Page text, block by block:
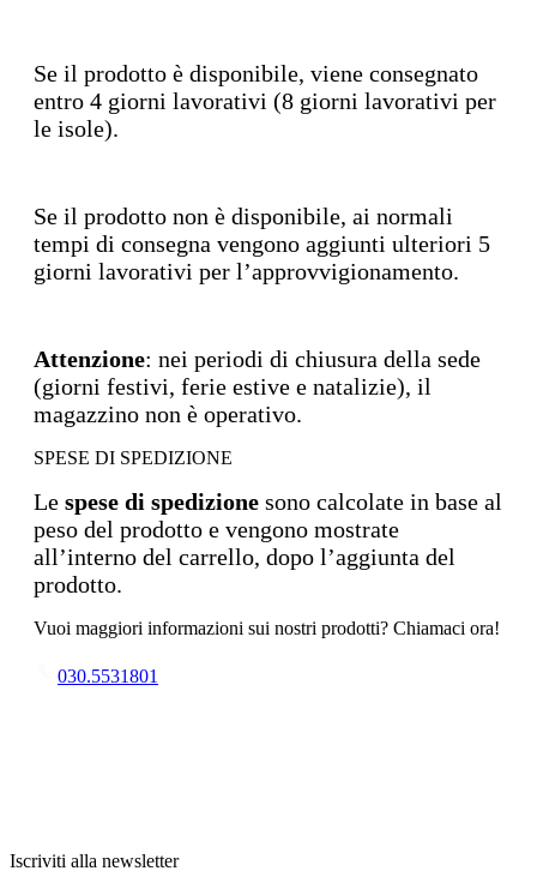
Se il prodotto è disponibile, viene consegnato
entro 4 giorni lavorativi (8 giorni lavorativi per
le isole).
Se il prodotto non è disponibile, ai normali
tempi di consegna vengono aggiunti ulteriori 5
giorni lavorativi per l’approvvigionamento.
Attenzione: nei periodi di chiusura della sede
(giorni festivi, ferie estive e natalizie), il
magazzino non è operativo.
SPESE DI SPEDIZIONE
Le spese di spedizione sono calcolate in base al
peso del prodotto e vengono mostrate
all’interno del carrello, dopo l’aggiunta del
prodotto.
Vuoi maggiori informazioni sui nostri prodotti? Chiamaci ora!
030.5531801
Iscriviti alla newsletter